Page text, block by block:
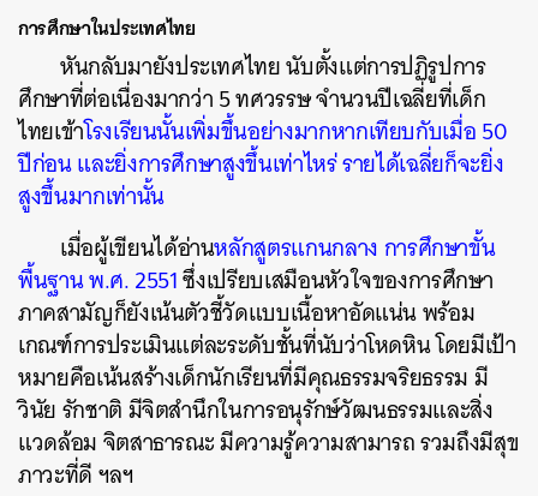
การศึกษาในประเทศไทย
หันกลับมายังประเทศไทย นับตั้งแต่การปฏิรูปการ
ศึกษาที่ต่อเนื่องมากว่า 5 ทศวรรษ จำนวนปีเฉลี่ยที่เด็ก
ไทยเข้าโรงเรียนนั้นเพิ่มขึ้นอย่างมากหากเทียบกับเมื่อ 50
ปีก่อน และยิ่งการศึกษาสูงขึ้นเท่าไหร่ รายได้เฉลี่ยก็จะยิ่ง
สูงขึ้นมากเท่านั้น
เมื่อผู้เขียนได้อ่านหลักสูตรแกนกลาง การศึกษาขั้น
พื้นฐาน พ.ศ. 2551ซึ่งเปรียบเสมือนหัวใจของการศึกษา
ภาคสามัญก็ยังเน้นตัวชี้วัดแบบเนื้อหาอัดแน่น พร้อม
เกณฑ์การประเมินแต่ละระดับชั้นที่นับว่าโหดหิน โดยมีเป้า
หมายคือเน้นสร้างเด็กนักเรียนที่มีคุณธรรมจริยธรรม มี
วินัย รักชาติ มีจิตสำนึกในการอนุรักษ์วัฒนธรรมและสิ่ง
แวดล้อม จิตสาธารณะ มีความรู้ความสามารถ รวมถึงมีสุข
ภาวะที่ดี ฯลฯ